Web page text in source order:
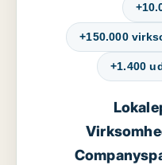
+150.000
+1.400